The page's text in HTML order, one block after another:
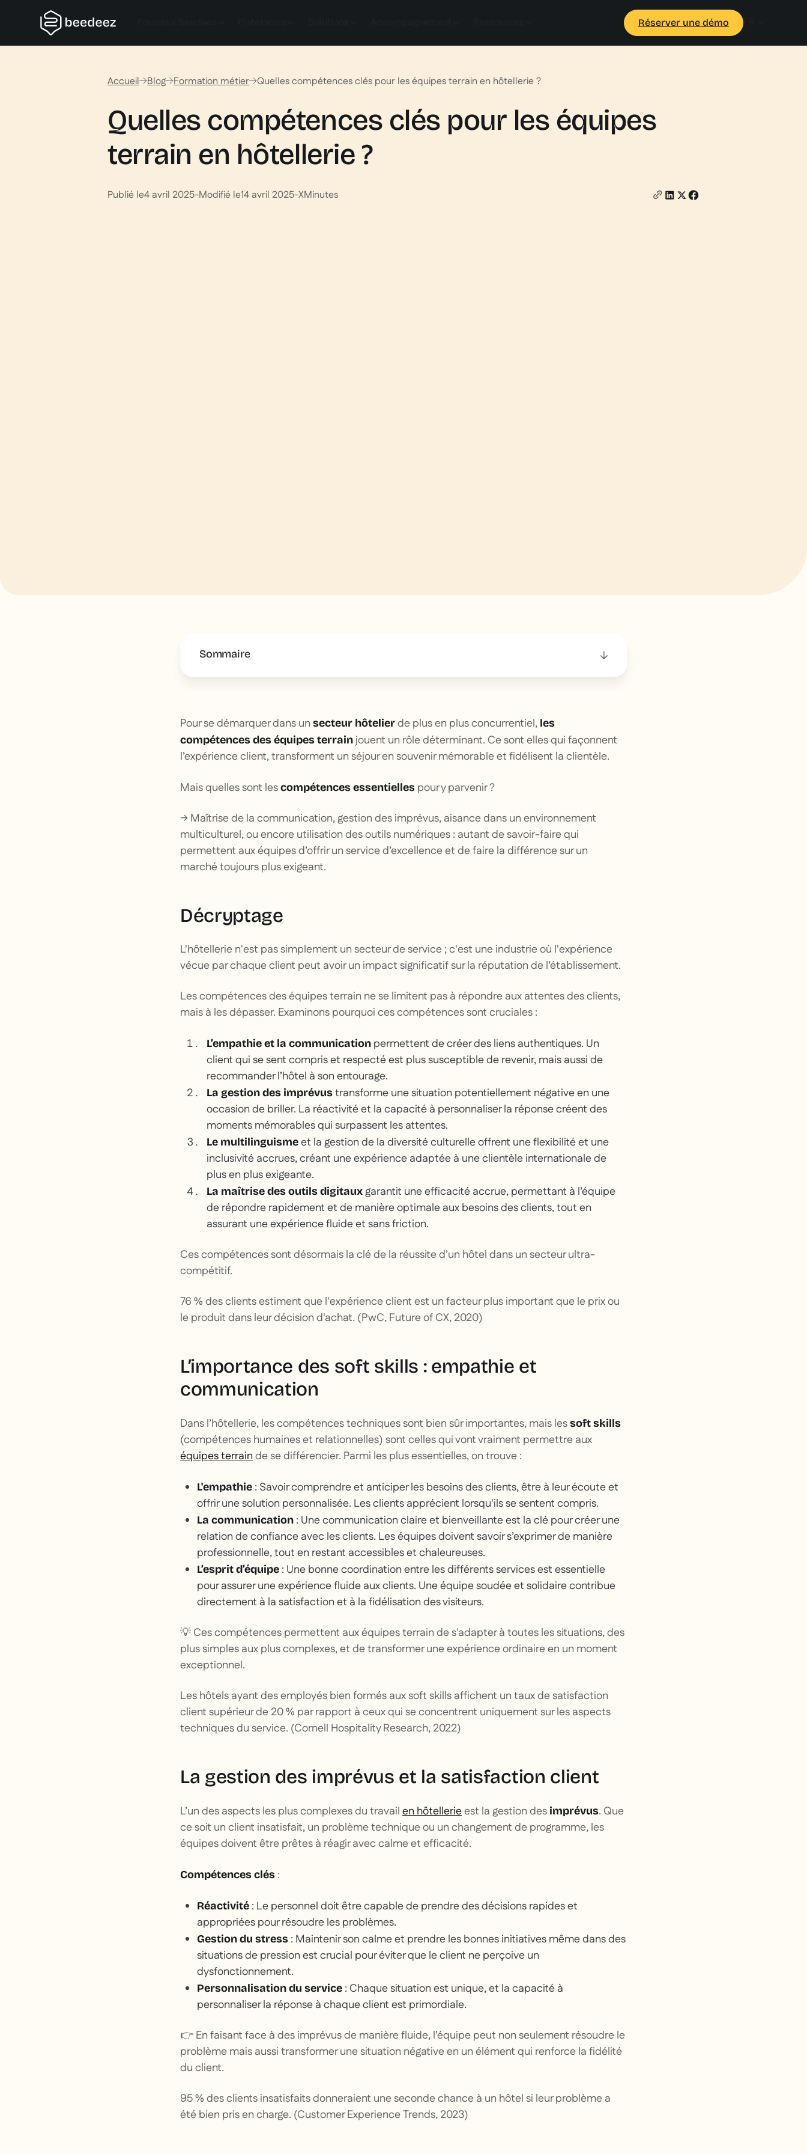
Réserver une démo FR
Accueil Blog Formation métier Quelles compétences clés pour les équipes terrain en hôtellerie ?
Quelles compétences clés pour les équipes
terrain en hôtellerie ?
Publié le4 avril 2025-Modifié le14 avril 2025-XMinutes
Sommaire
Pour se démarquer dans un secteur hôtelierde plus en plus concurrentiel, les
compétences des équipes terrain jouent un rôle déterminant. Ce sont elles qui façonnent
l’expérience client, transforment un séjour en souvenir mémorable et fidélisent la clientèle.
Mais quelles sont lescompétences essentielles pour y parvenir ?
→ Maîtrise de la communication, gestion des imprévus, aisance dans un environnement
multiculturel, ou encore utilisation des outils numériques : autant de savoir-faire qui
permettent aux équipes d’offrir un service d’excellence et de faire la différence sur un
marché toujours plus exigeant.
Décryptage
L'hôtellerie n'est pas simplement un secteur de service ; c'est une industrie où l'expérience
vécue par chaque client peut avoir un impact significatif sur la réputation de l’établissement.
Les compétences des équipes terrain ne se limitent pas à répondre aux attentes des clients,
mais à les dépasser. Examinons pourquoi ces compétences sont cruciales :
L’empathie et la communication permettent de créer des liens authentiques. Un
client qui se sent compris et respecté est plus susceptible de revenir, mais aussi de
recommander l’hôtel à son entourage.
La gestion des imprévustransforme une situation potentiellement négative en une
occasion de briller. La réactivité et la capacité à personnaliser la réponse créent des
moments mémorables qui surpassent les attentes.
Le multilinguismeet la gestion de la diversité culturelle offrent une flexibilité et une
inclusivité accrues, créant une expérience adaptée à une clientèle internationale de
plus en plus exigeante.
La maîtrise des outils digitauxgarantit une efficacité accrue, permettant à l’équipe
de répondre rapidement et de manière optimale aux besoins des clients, tout en
assurant une expérience fluide et sans friction.
Ces compétences sont désormais la clé de la réussite d’un hôtel dans un secteur ultra-
compétitif.
76 % des clients estiment que l'expérience client est un facteur plus important que le prix ou
le produit dans leur décision d'achat. (PwC, Future of CX, 2020)
L’importance des soft skills : empathie et
communication
Dans l’hôtellerie, les compétences techniques sont bien sûr importantes, mais lessoft skills
(compétences humaines et relationnelles) sont celles qui vont vraiment permettre aux
équipes terrainde se différencier. Parmi les plus essentielles, on trouve :
L'empathie : Savoir comprendre et anticiper les besoins des clients, être à leur écoute et
offrir une solution personnalisée. Les clients apprécient lorsqu'ils se sentent compris.
La communication : Une communication claire et bienveillante est la clé pour créer une
relation de confiance avec les clients. Les équipes doivent savoir s’exprimer de manière
professionnelle, tout en restant accessibles et chaleureuses.
L’esprit d’équipe : Une bonne coordination entre les différents services est essentielle
pour assurer une expérience fluide aux clients. Une équipe soudée et solidaire contribue
directement à la satisfaction et à la fidélisation des visiteurs.
💡 Ces compétences permettent aux équipes terrain de s'adapter à toutes les situations, des
plus simples aux plus complexes, et de transformer une expérience ordinaire en un moment
exceptionnel.
Les hôtels ayant des employés bien formés aux soft skills affichent un taux de satisfaction
client supérieur de 20 % par rapport à ceux qui se concentrent uniquement sur les aspects
techniques du service. (Cornell Hospitality Research, 2022)
La gestion des imprévus et la satisfaction client
L’un des aspects les plus complexes du travailen hôtellerieest la gestion des imprévus. Que
ce soit un client insatisfait, un problème technique ou un changement de programme, les
équipes doivent être prêtes à réagir avec calme et efficacité.
Compétences clés :
Réactivité : Le personnel doit être capable de prendre des décisions rapides et
appropriées pour résoudre les problèmes.
Gestion du stress : Maintenir son calme et prendre les bonnes initiatives même dans des
situations de pression est crucial pour éviter que le client ne perçoive un
dysfonctionnement.
Personnalisation du service : Chaque situation est unique, et la capacité à
personnaliser la réponse à chaque client est primordiale.
👉 En faisant face à des imprévus de manière fluide, l’équipe peut non seulement résoudre le
problème mais aussi transformer une situation négative en un élément qui renforce la fidélité
du client.
95 % des clients insatisfaits donneraient une seconde chance à un hôtel si leur problème a
été bien pris en charge. (Customer Experience Trends, 2023)